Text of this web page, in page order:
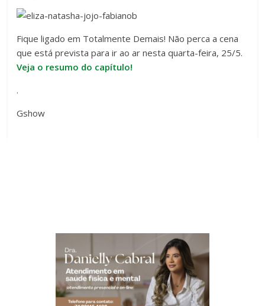
Fique ligado em Totalmente Demais! Não perca a cena
que está prevista para ir ao ar nesta quarta-feira, 25/5.
Veja o resumo do capítulo!
.
Gshow